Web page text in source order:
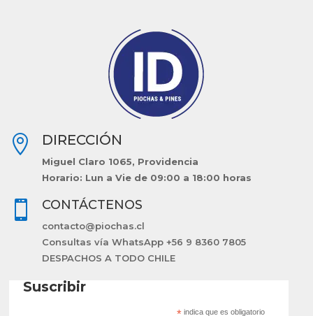
 DIRECCIÓN
Miguel Claro 1065, Providencia
Horario: Lun a Vie de 09:00 a 18:00 horas
 CONTÁCTENOS
contacto@piochas.cl
Consultas vía WhatsApp +56 9 8360 7805
DESPACHOS A TODO CHILE
Suscribir
indica que es obligatorio